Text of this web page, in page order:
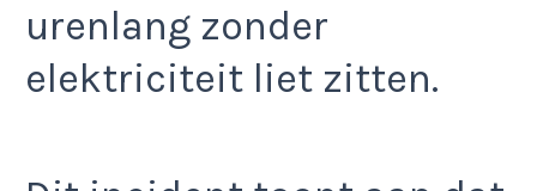
urenlang zonder
elektriciteit liet zitten.